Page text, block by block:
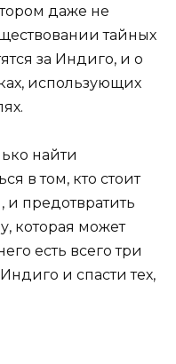
даже не
тайных
за Индиго, и о
использующих
найти
в том, кто стоит
предотвратить
которая может
есть всего три
и спасти тех,